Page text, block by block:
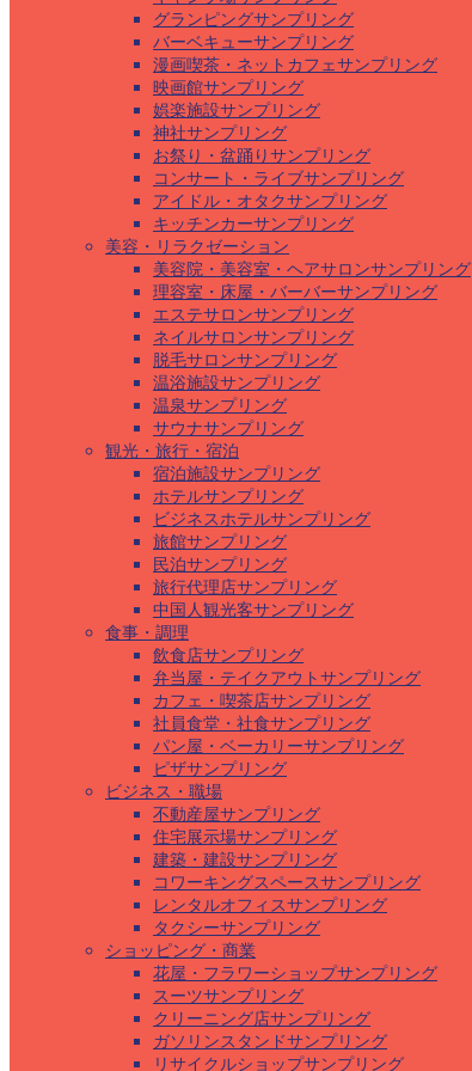
グランピングサンプリング
バーベキューサンプリング
漫画喫茶・ネットカフェサンプリング
映画館サンプリング
娯楽施設サンプリング
神社サンプリング
お祭り・盆踊りサンプリング
コンサート・ライブサンプリング
アイドル・オタクサンプリング
キッチンカーサンプリング
美容・リラクゼーション
美容院・美容室・ヘアサロンサンプリング
理容室・床屋・バーバーサンプリング
エステサロンサンプリング
ネイルサロンサンプリング
脱毛サロンサンプリング
温浴施設サンプリング
温泉サンプリング
サウナサンプリング
観光・旅行・宿泊
宿泊施設サンプリング
ホテルサンプリング
ビジネスホテルサンプリング
旅館サンプリング
民泊サンプリング
旅行代理店サンプリング
中国人観光客サンプリング
食事・調理
飲食店サンプリング
弁当屋・テイクアウトサンプリング
カフェ・喫茶店サンプリング
社員食堂・社食サンプリング
パン屋・ベーカリーサンプリング
ピザサンプリング
ビジネス・職場
不動産屋サンプリング
住宅展示場サンプリング
建築・建設サンプリング
コワーキングスペースサンプリング
レンタルオフィスサンプリング
タクシーサンプリング
ショッピング・商業
花屋・フラワーショップサンプリング
スーツサンプリング
クリーニング店サンプリング
ガソリンスタンドサンプリング
リサイクルショップサンプリング